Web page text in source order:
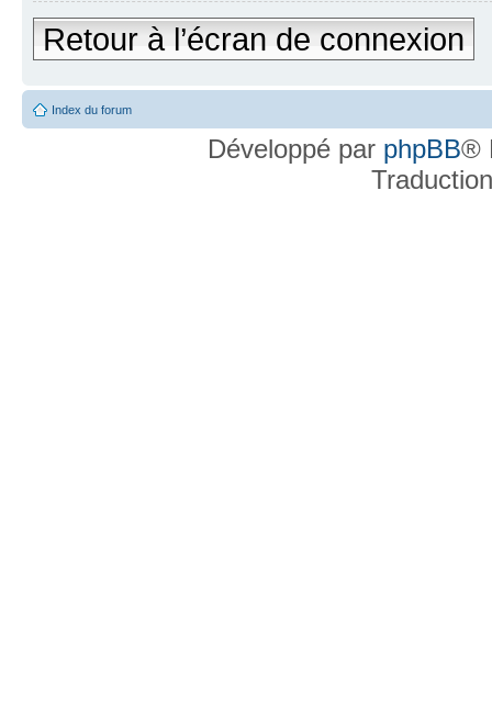
Retour à l’écran de connexion
Index du forum
Développé par phpBB®